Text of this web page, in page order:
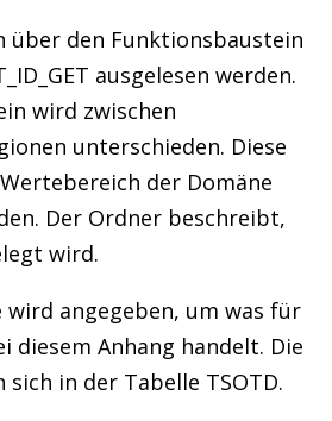
über den Funktionsbaustein
ausgelesen werden.
wird zwischen
unterschieden. Diese
der Domäne
Der Ordner beschreibt,
wird.
angegeben, um was für
diesem Anhang handelt. Die
in der Tabelle TSOTD.